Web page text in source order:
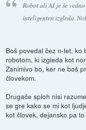
Robot ali AI je še
inteligenten izgleda.
Boš povedal čez n-let, ko
robotom, ki izgleda kot
Zanimivo bo, ker ne boš
človekom.
Drugače sploh nisi
se gre kako se mi kot
kot človek, dejansko pa